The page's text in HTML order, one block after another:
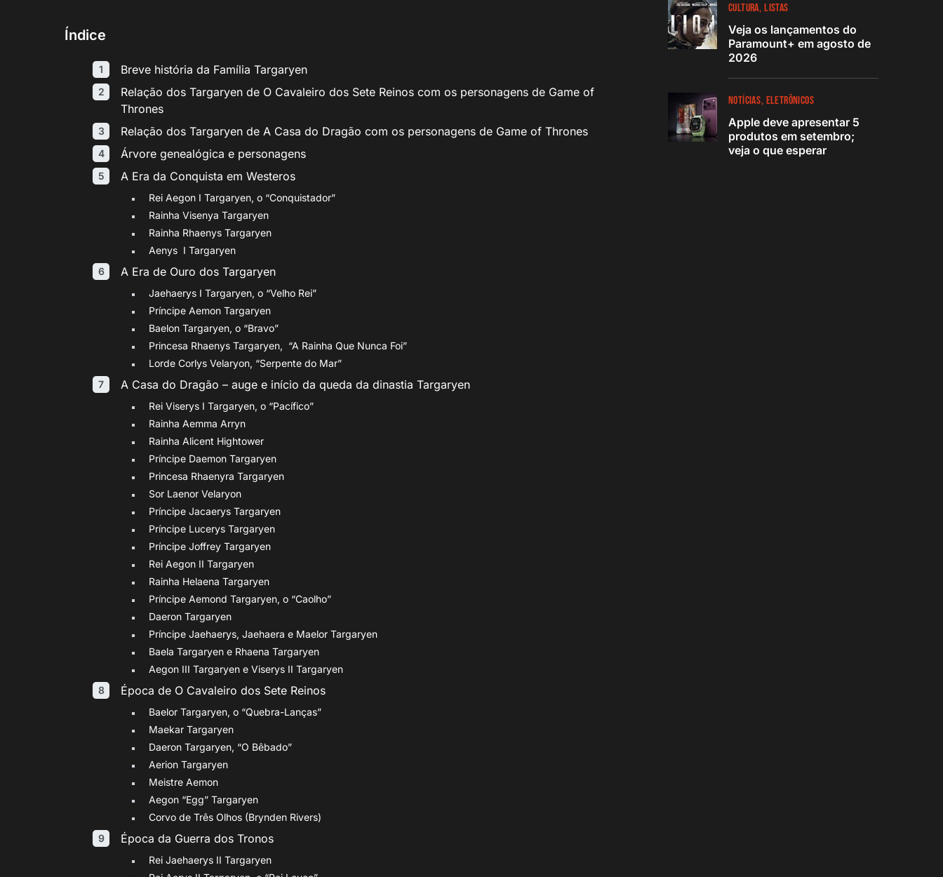
Índice
Breve história da Família Targaryen
Relação dos Targaryen de O Cavaleiro dos Sete Reinos com os personagens de Game of
Thrones
Relação dos Targaryen de A Casa do Dragão com os personagens de Game of Thrones
Árvore genealógica e personagens
A Era da Conquista em Westeros
Rei Aegon I Targaryen, o “Conquistador”
Rainha Visenya Targaryen
Rainha Rhaenys Targaryen
Aenys I Targaryen
A Era de Ouro dos Targaryen
Jaehaerys I Targaryen, o “Velho Rei”
Príncipe Aemon Targaryen
Baelon Targaryen, o “Bravo”
Princesa Rhaenys Targaryen, “A Rainha Que Nunca Foi”
Lorde Corlys Velaryon, “Serpente do Mar”
A Casa do Dragão – auge e início da queda da dinastia Targaryen
Rei Viserys I Targaryen, o “Pacífico”
Rainha Aemma Arryn
Rainha Alicent Hightower
Príncipe Daemon Targaryen
Princesa Rhaenyra Targaryen
Sor Laenor Velaryon
Príncipe Jacaerys Targaryen
Príncipe Lucerys Targaryen
Príncipe Joffrey Targaryen
Rei Aegon II Targaryen
Rainha Helaena Targaryen
Príncipe Aemond Targaryen, o “Caolho”
Daeron Targaryen
Príncipe Jaehaerys, Jaehaera e Maelor Targaryen
Baela Targaryen e Rhaena Targaryen
Aegon III Targaryen e Viserys II Targaryen
Época de O Cavaleiro dos Sete Reinos
Baelor Targaryen, o “Quebra-Lanças”
Maekar Targaryen
Daeron Targaryen, “O Bêbado”
Aerion Targaryen
Meistre Aemon
Aegon “Egg” Targaryen
Corvo de Três Olhos (Brynden Rivers)
Época da Guerra dos Tronos
Rei Jaehaerys II Targaryen
CULTURA LISTAS
Veja os lançamentos do
Paramount+ em agosto de
2026
NOTÍCIAS ELETRÔNICOS
Apple deve apresentar 5
produtos em setembro;
veja o que esperar